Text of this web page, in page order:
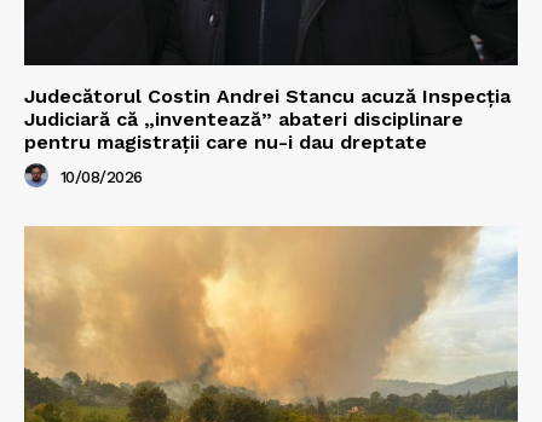
Judecătorul Costin Andrei Stancu acuză Inspecția
Judiciară că „inventează” abateri disciplinare
pentru magistrații care nu-i dau dreptate
10/08/2026